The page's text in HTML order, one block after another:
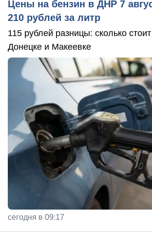
Цены на бензин в ДНР 7
210 рублей за литр
115 рублей разницы: сколько
Донецке и Макеевке
сегодня в 09:17